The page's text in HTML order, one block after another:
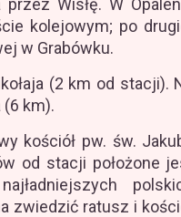
Wisłę. W
kolejowym; po
w Grabówku.
(2 km od stacji).
(6 km).
kościół pw. św.
od stacji położone
zwiedzić ratusz i